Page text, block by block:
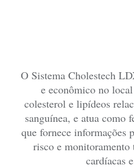
O Sistema Cholestech
e econômico no
colesterol e lipídeos
sanguínea, e atua como
que fornece informações
risco e monitoramento
cardíacas